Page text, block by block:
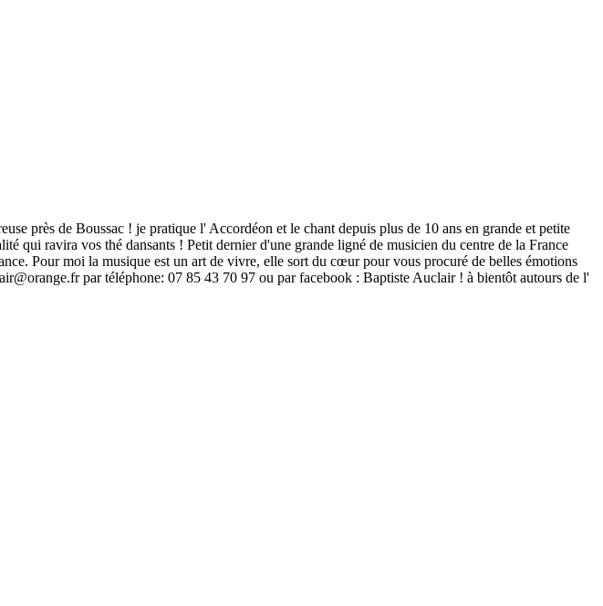
près de Boussac ! je pratique l' Accordéon et le chant depuis plus de 10 ans en grande et petite
qui ravira vos thé dansants ! Petit dernier d'une grande ligné de musicien du centre de la France
Pour moi la musique est un art de vivre, elle sort du cœur pour vous procuré de belles émotions
par téléphone: 07 85 43 70 97 ou par facebook : Baptiste Auclair ! à bientôt autours de l'